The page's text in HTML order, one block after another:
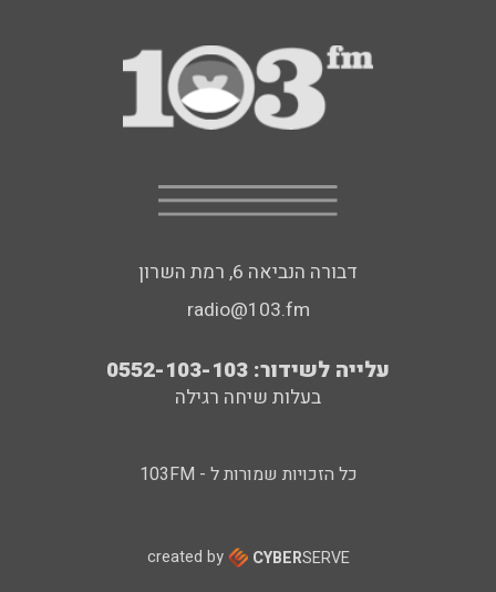
דבורה הנביאה 6, רמת השרון
radio@103.fm
עלייה לשידור: 0552-103-103
בעלות שיחה רגילה
כל הזכויות שמורות ל - 103FM
created by CYBERSERVE